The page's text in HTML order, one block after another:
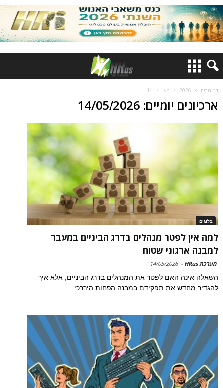
דף הבית 2026 מאי 14
ארכיונים יומיים: 14/05/2026
בלוגים
למה אין לפטר מנהלים בדרג הביניים במעבר
למבנה ארגוני שטוח
מערכת HRus -
14/05/2026
השאלה אינה האם לפטר את המנהלים בדרג הביניים, אלא איך
להגדיר מחדש את תפקידם במבנה הפחות היררכי